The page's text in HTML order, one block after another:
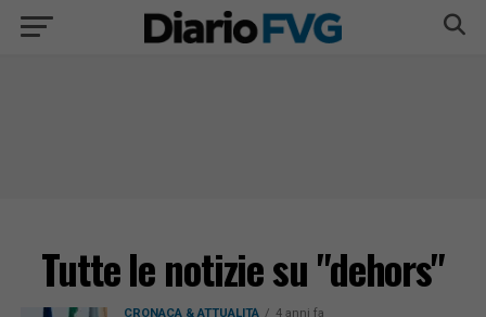
Tutte le notizie su "dehors"
CRONACA & ATTUALITÀ 4 anni fa